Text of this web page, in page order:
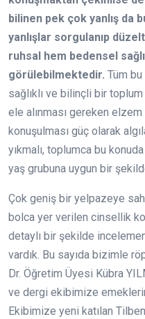
bilinen pek çok yanlış da
yanlışlar sorgulanıp
ruhsal hem bedensel
görülebilmektedir. Tüm
sağlıklı ve bilinçli bir
ele alınması gereken
konuşulması güç olarak
yıkmalı, toplumca bu
yaş grubuna uygun bir
Çok geniş bir yelpazeye
bolca yer verilen cinsellik
detaylı bir şekilde
vardık. Bu sayıda bizimle
Dr. Öğretim Üyesi Kübra
ve dergi ekibimize
Ekibimize yeni katılan